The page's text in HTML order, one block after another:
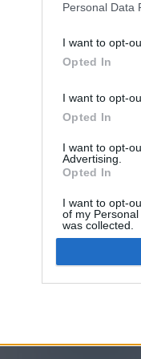
Personal Data
I want to opt-
Opted In
I want to opt-
Opted In
I want to opt-
Advertising.
Opted In
I want to opt-
of my
was collected.
Opted In